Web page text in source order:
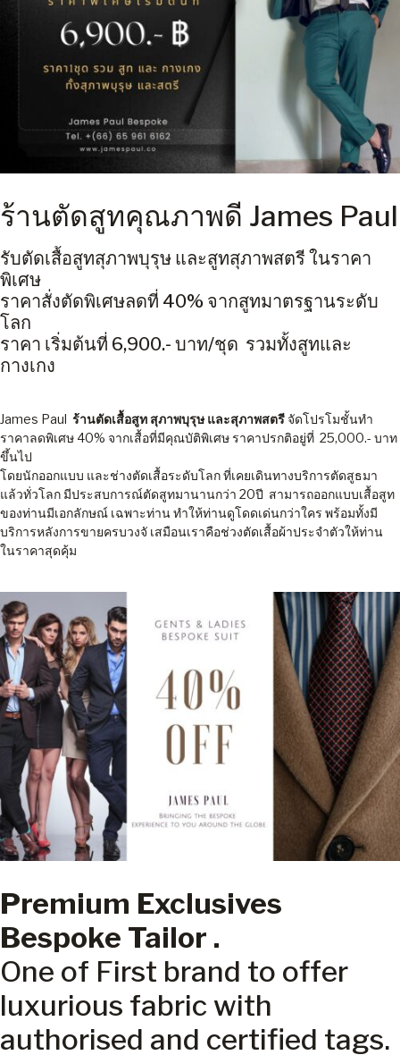
ร้านตัดสูทคุณภาพดี James Paul
รับตัดเสื้อสูทสุภาพบุรุษ และสูทสุภาพสตรี ในราคา
พิเศษ
ราคาสั่งตัดพิเศษลดที่ 40% จากสูทมาตรฐานระดับ
โลก
ราคา เริ่มต้นที่ 6,900.- บาท/ชุด รวมทั้งสูทและ
กางเกง
James Paul ร้านตัดเสื้อสูท สุภาพบุรุษ และสุภาพสตรีจัดโปรโมชั้นทำ
ราคาลดพิเศษ 40% จากเสื้อที่มีคุณบัติพิเศษ ราคาปรกติอยู่ที่ 25,000.- บาท
ขึ้นไป
โดยนักออกแบบ และช่างตัดเสื้อระดับโลก ที่เคยเดินทางบริการตัดสูธมา
แล้วทั่วโลก มีประสบการณ์ตัดสูทมานานกว่า 20ปี สามารถออกแบบเสื้อสูท
ของท่านมีเอกลักษณ์ เฉพาะท่าน ทำให้ท่านดูโดดเด่นกว่าใคร พร้อมทั้งมี
บริการหลังการขายครบวงจั เสมือนเราคือช่วงตัดเสื้อผ้าประจำตัวให้ท่าน
ในราคาสุดคุ้ม
Premium Exclusives
Bespoke Tailor .
One of First brand to offer
luxurious fabric with
authorised and certified tags.